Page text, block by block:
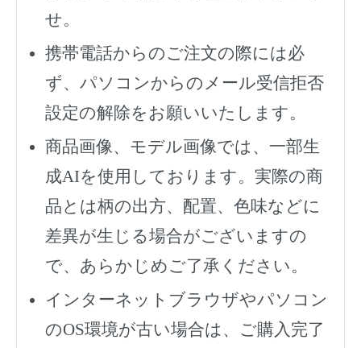
せ。
携帯電話からのご注文の際には必
ず、 パソコンからのメール受信拒否
設定の解除をお願いいたします。
商品画像、モデル画像では、一部生
成AIを使用しております。実際の商
品とは柄の出方、配置、色味などに
差異が生じる場合がございますの
で、あらかじめご了承ください。
インターネットブラウザやパソコン
のOS環境が古い場合は、ご購入完了